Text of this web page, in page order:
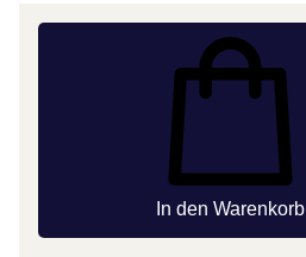
In den Warenkorb